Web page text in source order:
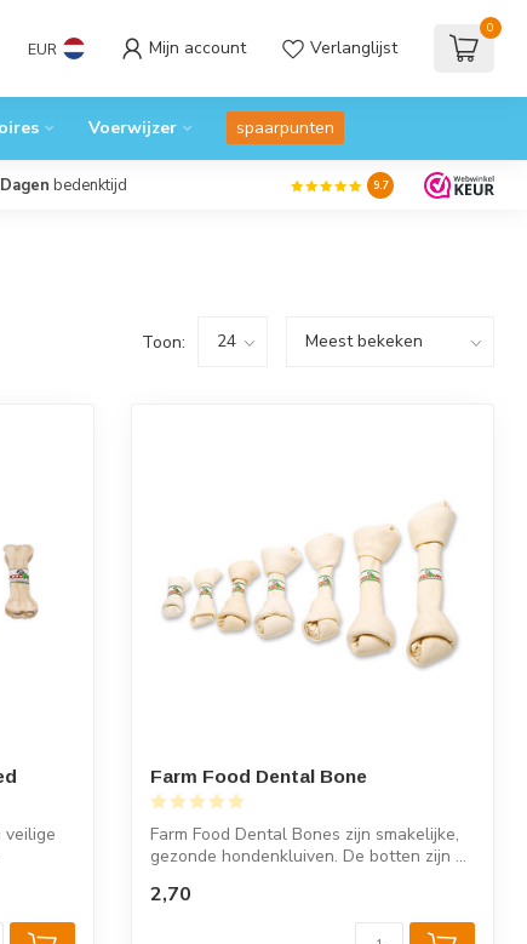
EUR Mijn account Verlanglijst
0
Voerwijzer spaarpunten
bedenktijd 9.7
Toon:
veilige
Farm Food Dental Bone
Farm Food Dental Bones zijn smakelijke,
gezonde hondenkluiven. De botten zijn ...
2,70